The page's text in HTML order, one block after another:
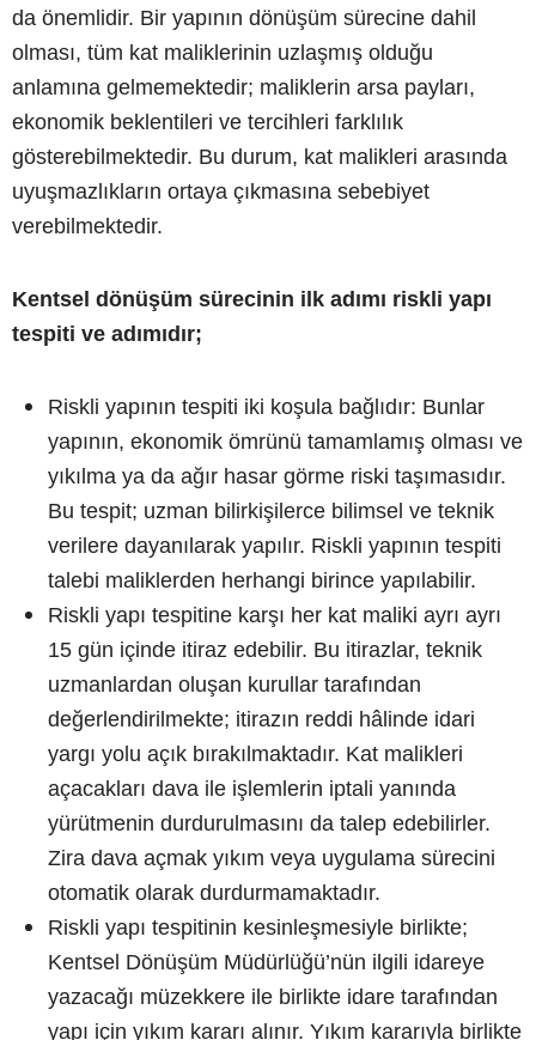
da önemlidir. Bir yapının dönüşüm sürecine dahil
olması, tüm kat maliklerinin uzlaşmış olduğu
anlamına gelmemektedir; maliklerin arsa payları,
ekonomik beklentileri ve tercihleri farklılık
gösterebilmektedir. Bu durum, kat malikleri arasında
uyuşmazlıkların ortaya çıkmasına sebebiyet
verebilmektedir.
Kentsel dönüşüm sürecinin ilk adımı riskli yapı
tespiti ve adımıdır;
Riskli yapının tespiti iki koşula bağlıdır: Bunlar
yapının, ekonomik ömrünü tamamlamış olması ve
yıkılma ya da ağır hasar görme riski taşımasıdır.
Bu tespit; uzman bilirkişilerce bilimsel ve teknik
verilere dayanılarak yapılır. Riskli yapının tespiti
talebi maliklerden herhangi birince yapılabilir.
Riskli yapı tespitine karşı her kat maliki ayrı ayrı
15 gün içinde itiraz edebilir. Bu itirazlar, teknik
uzmanlardan oluşan kurullar tarafından
değerlendirilmekte; itirazın reddi hâlinde idari
yargı yolu açık bırakılmaktadır. Kat malikleri
açacakları dava ile işlemlerin iptali yanında
yürütmenin durdurulmasını da talep edebilirler.
Zira dava açmak yıkım veya uygulama sürecini
otomatik olarak durdurmamaktadır.
Riskli yapı tespitinin kesinleşmesiyle birlikte;
Kentsel Dönüşüm Müdürlüğü’nün ilgili idareye
yazacağı müzekkere ile birlikte idare tarafından
yapı için yıkım kararı alınır. Yıkım kararıyla birlikte